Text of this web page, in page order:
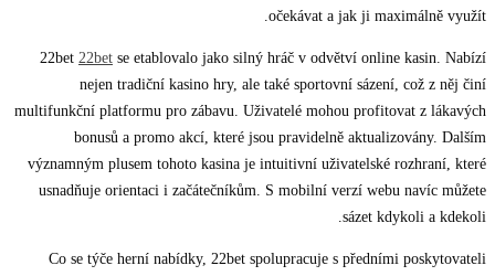
očekávat a jak ji maximálně využít.
22bet 22bet se etablovalo jako silný hráč v odvětví online kasin. Nabízí
nejen tradiční kasino hry, ale také sportovní sázení, což z něj činí
multifunkční platformu pro zábavu. Uživatelé mohou profitovat z lákavých
bonusů a promo akcí, které jsou pravidelně aktualizovány. Dalším
významným plusem tohoto kasina je intuitivní uživatelské rozhraní, které
usnadňuje orientaci i začátečníkům. S mobilní verzí webu navíc můžete
sázet kdykoli a kdekoli.
Co se týče herní nabídky, 22bet spolupracuje s předními poskytovateli